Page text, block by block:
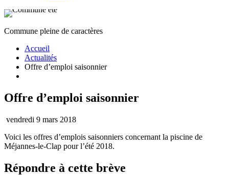
Commune pleine de caractères
Accueil
Actualités
Offre d’emploi saisonnier
Offre d’emploi saisonnier
vendredi 9 mars 2018
Voici les offres d’emplois saisonniers concernant la piscine de
Méjannes-le-Clap pour l’été 2018.
Répondre à cette brève